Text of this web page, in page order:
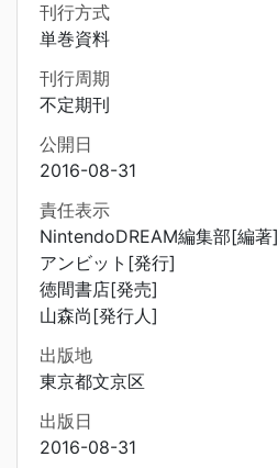
刊行方式
単巻資料
刊行周期
不定期刊
公開日
2016-08-31
責任表示
NintendoDREAM編集部[編著]
アンビット[発行]
徳間書店[発売]
山森尚[発行人]
出版地
東京都文京区
出版日
2016-08-31